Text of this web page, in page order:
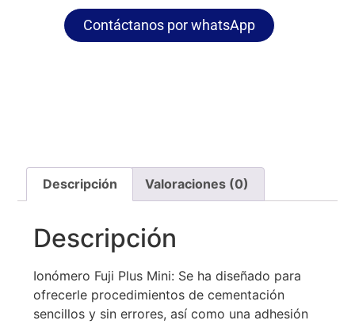
Contáctanos por whatsApp
Descripción Valoraciones (0)
Descripción
Ionómero Fuji Plus Mini: Se ha diseñado para
ofrecerle procedimientos de cementación
sencillos y sin errores, así como una adhesión